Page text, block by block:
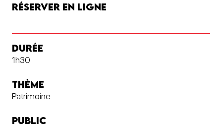
RÉSERVER EN LIGNE
DURÉE
1h30
THÈME
Patrimoine
PUBLIC